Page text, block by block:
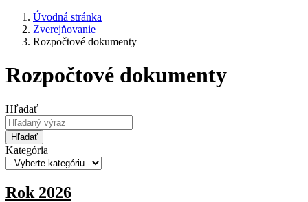
Úvodná stránka
Zverejňovanie
Rozpočtové dokumenty
Rozpočtové dokumenty
Hľadať
Hľadať
Kategória
Rok 2026